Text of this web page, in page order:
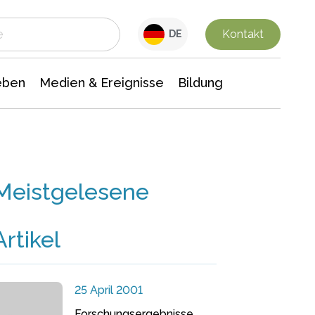
DE Kontakt
Medien & Ereignisse Bildung
25 April 2001